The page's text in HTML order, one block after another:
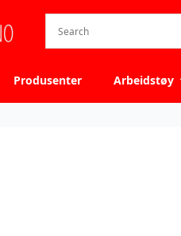
Produsenter Arbeidstøy